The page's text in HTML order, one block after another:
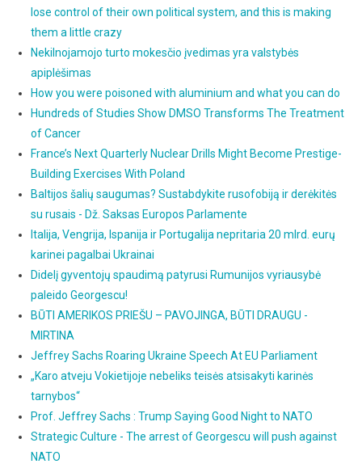
lose control of their own political system, and this is making
them a little crazy
Nekilnojamojo turto mokesčio įvedimas yra valstybės
apiplėšimas
How you were poisoned with aluminium and what you can do
Hundreds of Studies Show DMSO Transforms The Treatment
of Cancer
France’s Next Quarterly Nuclear Drills Might Become Prestige-
Building Exercises With Poland
Baltijos šalių saugumas? Sustabdykite rusofobiją ir derėkitės
su rusais - Dž. Saksas Europos Parlamente
Italija, Vengrija, Ispanija ir Portugalija nepritaria 20 mlrd. eurų
karinei pagalbai Ukrainai
Didelį gyventojų spaudimą patyrusi Rumunijos vyriausybė
paleido Georgescu!
BŪTI AMERIKOS PRIEŠU – PAVOJINGA, BŪTI DRAUGU -
MIRTINA
Jeffrey Sachs Roaring Ukraine Speech At EU Parliament
„Karo atveju Vokietijoje nebeliks teisės atsisakyti karinės
tarnybos“
Prof. Jeffrey Sachs : Trump Saying Good Night to NATO
Strategic Culture - The arrest of Georgescu will push against
NATO